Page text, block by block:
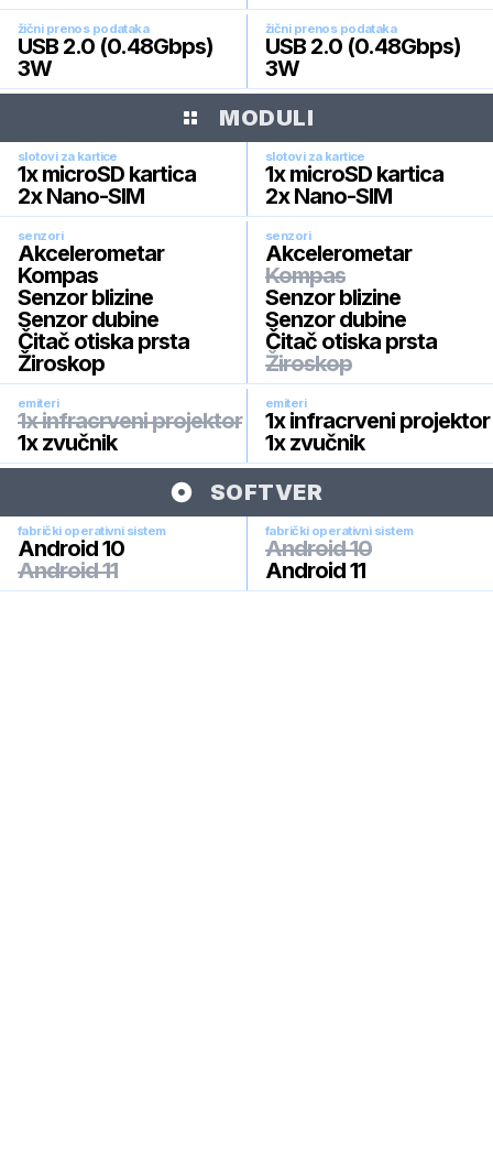
žični prenos podataka
USB 2.0 (0.48Gbps)
3W
žični prenos podataka
USB 2.0 (0.48Gbps)
3W
MODULI
slotovi za kartice
1x microSD kartica
2x Nano-SIM
slotovi za kartice
1x microSD kartica
2x Nano-SIM
senzori
Akcelerometar
Kompas
Senzor blizine
Senzor dubine
Čitač otiska prsta
Žiroskop
senzori
Akcelerometar
Kompas
Senzor blizine
Senzor dubine
Čitač otiska prsta
Žiroskop
emiteri
1x infracrveni projektor
1x zvučnik
emiteri
1x infracrveni projektor
1x zvučnik
SOFTVER
fabrički operativni sistem
Android 10
Android 11
fabrički operativni sistem
Android 10
Android 11